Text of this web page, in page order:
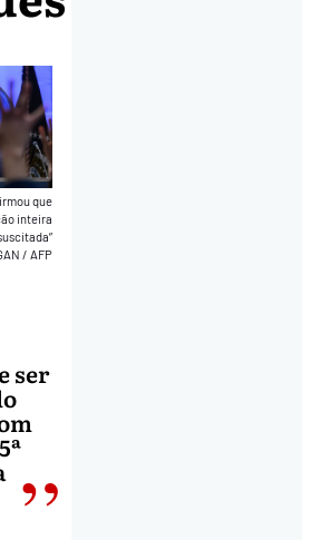
que
inteira
/ AFP
ser